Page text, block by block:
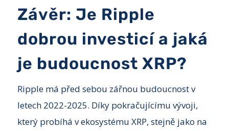
Závěr: Je Ripple
dobrou investicí a jaká
je budoucnost XRP?
Ripple má před sebou zářnou budoucnost v
letech 2022-2025. Díky pokračujícímu vývoji,
který probíhá v ekosystému XRP, stejně jako na